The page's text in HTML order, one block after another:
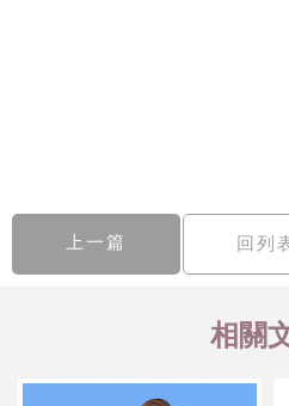
上一篇 回列